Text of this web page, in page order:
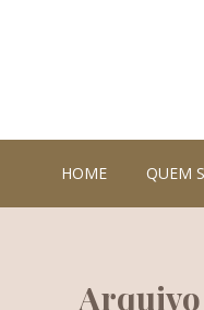
HOME QUEM